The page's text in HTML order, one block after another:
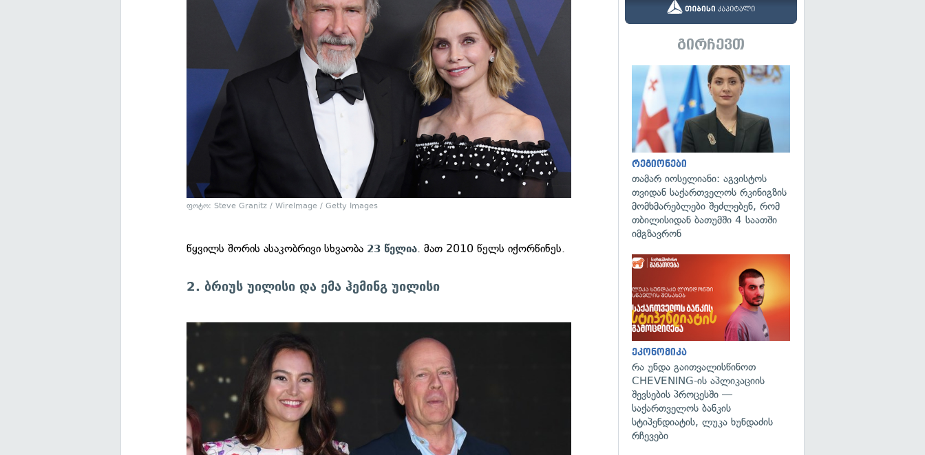
ფოტო: Steve Granitz / WireImage / Getty Images
წყვილს შორის ასაკობრივი სხვაობა 23 წელია. მათ 2010 წელს იქორწინეს.
2. ბრიუს უილისი და ემა ჰემინგ უილისი
გირჩევთ
რეგიონები
თამარ იოსელიანი: აგვისტოს
თვიდან საქართველოს რკინიგზის
მომხმარებლები შეძლებენ, რომ
თბილისიდან ბათუმში 4 საათში
იმგზავრონ
ეკონომიკა
რა უნდა გაითვალისწინოთ
CHEVENING-ის აპლიკაციის
შევსების პროცესში —
საქართველოს ბანკის
სტიპენდიატის, ლუკა ხუნდაძის
რჩევები